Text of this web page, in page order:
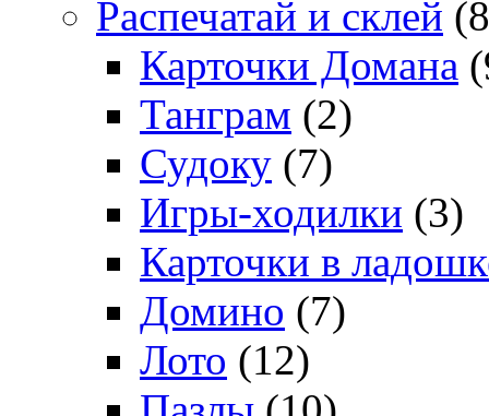
Распечатай и склей
Карточки Домана
Танграм (2)
Судоку (7)
Игры-ходилки (3)
Карточки в
Домино (7)
Лото (12)